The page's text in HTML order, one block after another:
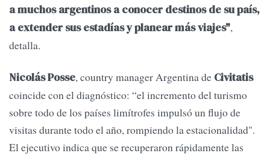
a muchos argentinos a conocer destinos de su país,
a extender sus estadías y planear más viajes",
detalla.
Nicolás Posse, country manager Argentina de Civitatis
coincide con el diagnóstico: “el incremento del turismo
sobre todo de los países limítrofes impulsó un flujo de
visitas durante todo el año, rompiendo la estacionalidad".
El ejecutivo indica que se recuperaron rápidamente las